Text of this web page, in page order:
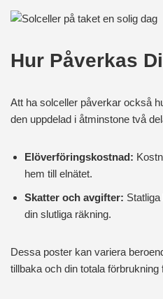
Hur Påverkas
Att ha solceller påverkar också
den uppdelad i åtminstone två
Elöverföringskostnad:
hem till elnätet.
Skatter och avgifter:
din slutliga räkning.
Dessa poster kan variera
tillbaka och din totala förbrukning